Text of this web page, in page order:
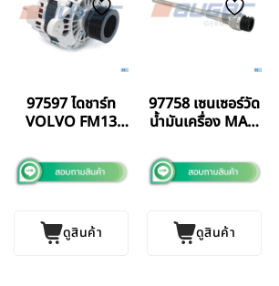
97597 ไดชาร์ท
VOLVO FM13
GERMANY แท้
ดูสินค้า
97758 เซนเซอร์วัด
น้ำมันเครื่อง MAN
GERMANY แท้
ดูสินค้า